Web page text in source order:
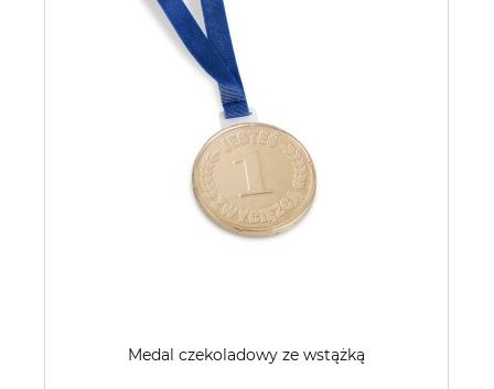
Medal czekoladowy ze wstążką